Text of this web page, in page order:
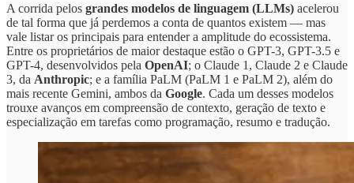
A corrida pelos grandes modelos de linguagem (LLMs) acelerou
de tal forma que já perdemos a conta de quantos existem — mas
vale listar os principais para entender a amplitude do ecossistema.
Entre os proprietários de maior destaque estão o GPT-3, GPT-3.5 e
GPT-4, desenvolvidos pela OpenAI; o Claude 1, Claude 2 e Claude
3, da Anthropic; e a família PaLM (PaLM 1 e PaLM 2), além do
mais recente Gemini, ambos da Google. Cada um desses modelos
trouxe avanços em compreensão de contexto, geração de texto e
especialização em tarefas como programação, resumo e tradução.